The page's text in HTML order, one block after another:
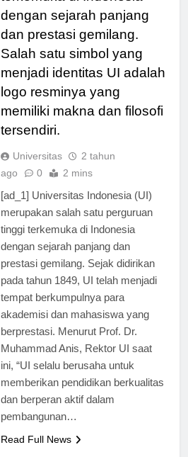
terkemuka di Indonesia
dengan sejarah panjang
dan prestasi gemilang.
Salah satu simbol yang
menjadi identitas UI adalah
logo resminya yang
memiliki makna dan filosofi
Universitas
2 tahun
[ad_1] Universitas Indonesia (UI)
merupakan salah satu perguruan
tinggi terkemuka di Indonesia
dengan sejarah panjang dan
prestasi gemilang. Sejak didirikan
pada tahun 1849, UI telah menjadi
tempat berkumpulnya para
akademisi dan mahasiswa yang
berprestasi. Menurut Prof. Dr.
Muhammad Anis, Rektor UI saat
ini, “UI selalu berusaha untuk
memberikan pendidikan berkualitas
dan berperan aktif dalam